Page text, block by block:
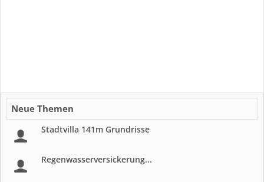
Neue Themen
Stadtvilla 141m Grundrisse
Regenwasserversickerung...